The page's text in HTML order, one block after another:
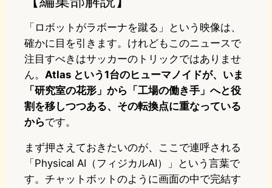
「ロボットがラボーナを蹴る」という映像は、
確かに目を引きます。けれどもこのニュースで
注目すべきはサッカーのトリックではありませ
ん。 Atlas という1台のヒューマノイドが、いま
「研究室の花形」から「工場の働き手」へと役
割を移しつつある、その転換点に重なっている
からです。
まず押さえておきたいのが、ここで連呼される
「Physical AI（フィジカルAI）」という言葉で
す。チャットボットのように画面の中で完結す